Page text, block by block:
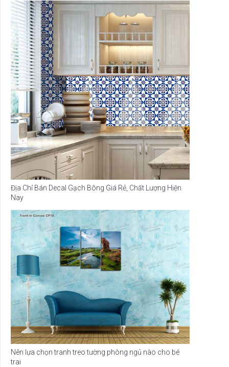
Địa Chỉ Bán Decal Gạch Bông Giá Rẻ, Chất Lượng Hiện
Nay
Nên lựa chọn tranh treo tường phòng ngủ nào cho bé
trai